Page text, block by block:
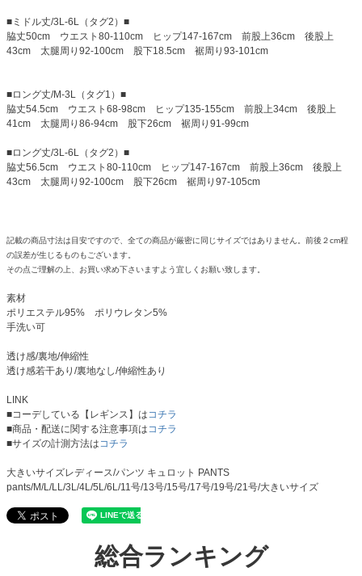
■ミドル丈/3L-6L（タグ2）■
脇丈50cm ウエスト80-110cm ヒップ147-167cm 前股上36cm 後股上
43cm 太腿周り92-100cm 股下18.5cm 裾周り93-101cm
■ロング丈/M-3L（タグ1）■
脇丈54.5cm ウエスト68-98cm ヒップ135-155cm 前股上34cm 後股上
41cm 太腿周り86-94cm 股下26cm 裾周り91-99cm
■ロング丈/3L-6L（タグ2）■
脇丈56.5cm ウエスト80-110cm ヒップ147-167cm 前股上36cm 後股上
43cm 太腿周り92-100cm 股下26cm 裾周り97-105cm
記載の商品寸法は目安ですので、全ての商品が厳密に同じサイズではありません。前後２cm程
の誤差が生じるものもございます。
その点ご理解の上、お買い求め下さいますよう宜しくお願い致します。
素材
ポリエステル95% ポリウレタン5%
手洗い可
透け感/裏地/伸縮性
透け感若干あり/裏地なし/伸縮性あり
LINK
■コーデしている【レギンス】はコチラ
■商品・配送に関する注意事項はコチラ
■サイズの計測方法はコチラ
大きいサイズレディース/パンツ キュロット PANTS
pants/M/L/LL/3L/4L/5L/6L/11号/13号/15号/17号/19号/21号/大きいサイズ
総合ランキング